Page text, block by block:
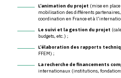
L’animation du projet (mise en
mobilisation des différents
coordination en France et à
Le suivi et la gestion du projet
budgets, etc.) ;
L’élaboration des rapports
FFEM) ;
La recherche definancements
internationaux (institutions,